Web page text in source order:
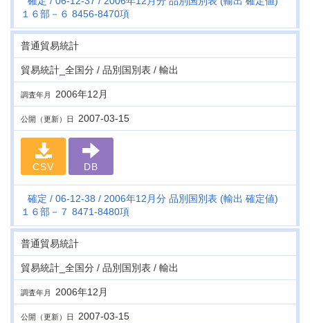
１６部－６ 8456-8470項
普通貿易統計
貿易統計_全国分 / 品別国別表 / 輸出
調査年月 2006年12月
公開（更新）日 2007-03-15
CSV DB
確定 06-12-38
2006年12月分 品別国別表 (輸出 確定値)
１６部－７ 8471-8480項
普通貿易統計
貿易統計_全国分 / 品別国別表 / 輸出
調査年月 2006年12月
公開（更新）日 2007-03-15